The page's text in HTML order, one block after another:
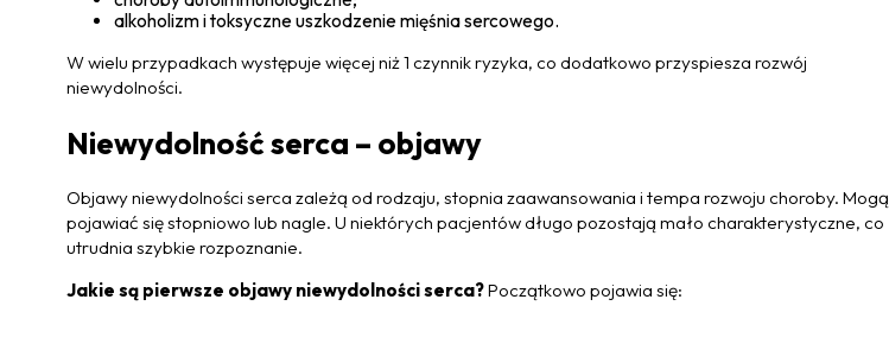
alkoholizm i toksyczne uszkodzenie mięśnia sercowego.
W wielu przypadkach występuje więcej niż 1 czynnik ryzyka, co dodatkowo przyspiesza rozwój
niewydolności.
Niewydolność serca – objawy
Objawy niewydolności serca zależą od rodzaju, stopnia zaawansowania i tempa rozwoju choroby. Mogą
pojawiać się stopniowo lub nagle. U niektórych pacjentów długo pozostają mało charakterystyczne, co
utrudnia szybkie rozpoznanie.
Jakie są pierwsze objawy niewydolności serca?Początkowo pojawia się: